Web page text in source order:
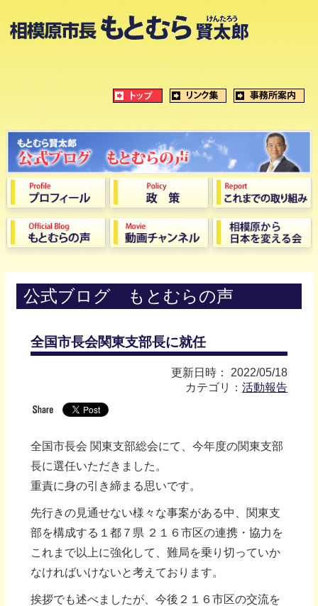
公式ブログ もとむらの声
全国市長会関東支部長に就任
更新日時： 2022/05/18
カテゴリ：活動報告
全国市長会 関東支部総会にて、今年度の関東支部
長に選任いただきました。
重責に身の引き締まる思いです。
先行きの見通せない様々な事案がある中、関東支
部を構成する１都７県 ２１６市区の連携・協力を
これまで以上に強化して、難局を乗り切っていか
なければいけないと考えております。
挨拶でも述べましたが、今後２１６市区の交流を